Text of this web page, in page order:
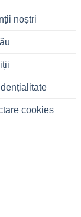
noștri
cookies